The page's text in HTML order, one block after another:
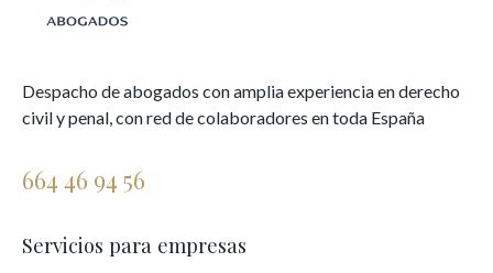
Despacho de abogados con amplia experiencia en derecho
civil y penal, con red de colaboradores en toda España
664 46 94 56
Servicios para empresas